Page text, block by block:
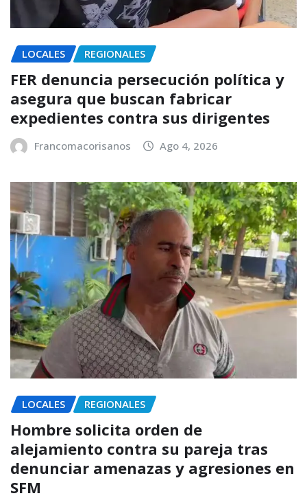
LOCALES REGIONALES
FER denuncia persecución política y
asegura que buscan fabricar
expedientes contra sus dirigentes
Francomacorisanos Ago 4, 2026
LOCALES REGIONALES
Hombre solicita orden de
alejamiento contra su pareja tras
denunciar amenazas y agresiones en
SFM